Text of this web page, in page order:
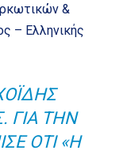
&
– Ελληνικής
ΓΙΑ ΤΗΝ
ΌΤΙ «Η